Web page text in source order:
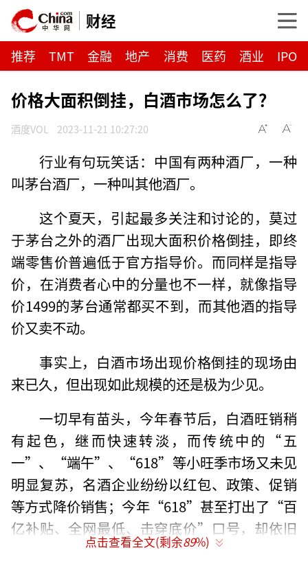
财经
推荐 TMT 金融 地产 消费 医药 酒业 IPO
价格大面积倒挂，白酒市场怎么了？
酒度VOL 2023-11-21 10:27:20
行业有句玩笑话：中国有两种酒厂，一种
叫茅台酒厂，一种叫其他酒厂。
这个夏天，引起最多关注和讨论的，莫过
于茅台之外的酒厂出现大面积价格倒挂，即终
端零售价普遍低于官方指导价。而同样是指导
价，在消费者心中的分量也不一样，就像指导
价1499的茅台通常都买不到，而其他酒的指导
价又卖不动。
事实上，白酒市场出现价格倒挂的现场由
来已久，但出现如此规模的还是极为少见。
一切早有苗头，今年春节后，白酒旺销稍
有起色，继而快速转淡，而传统中的“五
一”、“端午”、“618”等小旺季市场又未见
明显复苏，名酒企业纷纷以红包、政策、促销
等方式降价销售；今年“618”甚至打出了“百
亿补贴、全网最低、击穿底价”口号，却依旧
比以往“冷清”了许多。
点击查看全文(剩余89%)